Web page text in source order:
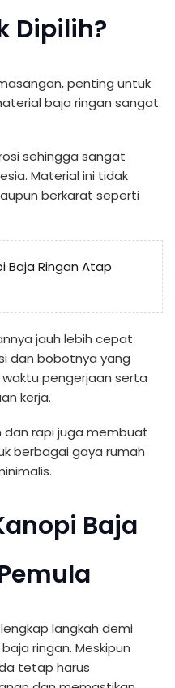
Dipilih?
penting untuk
baja ringan sangat
sehingga sangat
Material ini tidak
berkarat seperti
Baja Ringan Atap
jauh lebih cepat
dan bobotnya yang
pengerjaan serta
kerja.
dan rapi juga membuat
berbagai gaya rumah
Baja
langkah demi
ringan. Meskipun
tetap harus